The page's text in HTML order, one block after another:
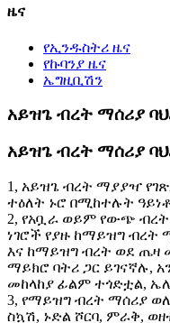
ዜና
የኢንዱስትሪ ዜና
የኩባንያ ዜና
ኤግዚቢሽን
አይዝጌ ብረት ማሰሪያ
አይዝጌ ብረት ማሰሪያ
1, አይዝጌ ብረት ማያያዣ
ተዕለት ኑሮ በሚከተሉት
2, የአቧራ ወይም የውጭ
ነገሮች የያዙ ከማይዝግ ብረት
እና ከማይዝግ ብረት ወደ ጤዛ
ማይክሮ ባትሪ ጋር ይገናኛሉ,
መከላከያ ፊልም ተጎድቷል,
3, የማይዝግ ብረት ማሰሪያ
ስኳሽ, ኑድል ሾርባ, ምራቅ,